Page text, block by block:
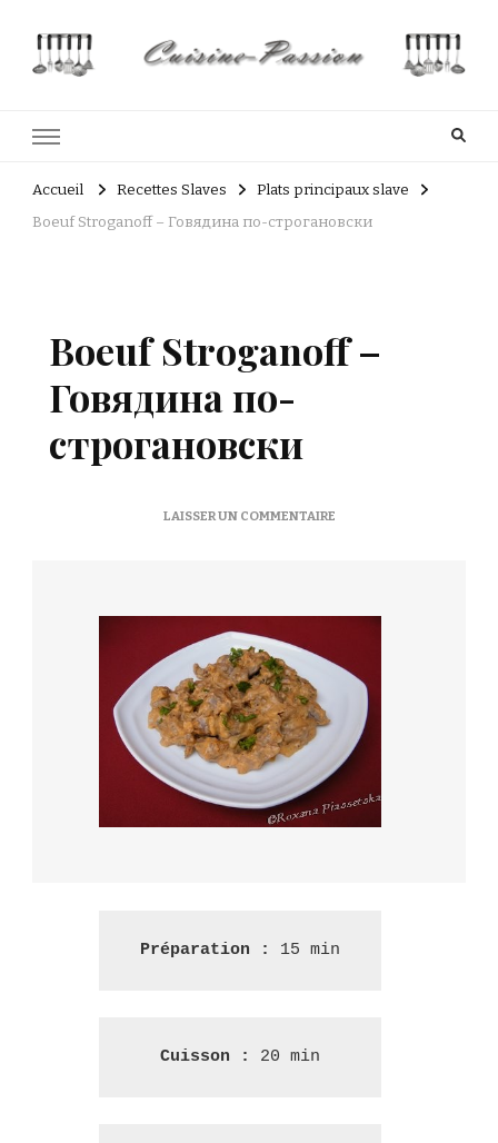
Accueil Recettes Slaves
Plats principaux slave
Boeuf Stroganoff – Говядина по-строгановски
Boeuf Stroganoff –
Говядина по-
строгановски
LAISSER UN COMMENTAIRESUR
ПО-
Préparation : 15 min
Cuisson : 20 min